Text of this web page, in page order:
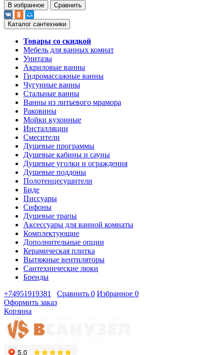
В избранное Сравнить
Каталог сантехники
Товары со скидкой
Мебель для ванных комнат
Унитазы
Акриловые ванны
Гидромассажные ванны
Чугунные ванны
Стальные ванны
Ванны из литьевого мрамора
Раковины
Мойки кухонные
Инсталляции
Смесители
Душевые программы
Душевые кабины и сауны
Душевые уголки и ограждения
Душевые поддоны
Полотенцесушители
Биде
Писсуары
Сифоны
Душевые трапы
Аксессуары для ванной комнаты
Комплектующие
Дополнительные опции
Керамическая плитка
Вытяжные вентиляторы
Сантехнические люки
Бренды
+74951919381
Сравнить 0 Избранное 0
Оформить заказ
Корзина